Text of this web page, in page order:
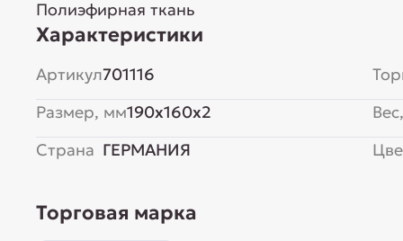
Полиэфирная ткань
Характеристики
Артикул701116
Размер, мм190x160x2
Страна ГЕРМАНИЯ
Торговая марка